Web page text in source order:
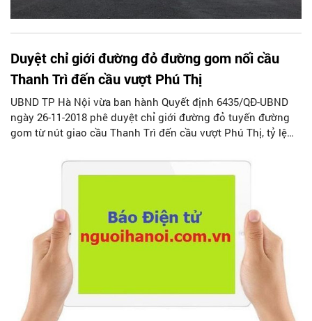
Duyệt chỉ giới đường đỏ đường gom nối cầu
Thanh Trì đến cầu vượt Phú Thị
UBND TP Hà Nội vừa ban hành Quyết định 6435/QĐ-UBND
ngày 26-11-2018 phê duyệt chỉ giới đường đỏ tuyến đường
gom từ nút giao cầu Thanh Trì đến cầu vượt Phú Thị, tỷ lệ